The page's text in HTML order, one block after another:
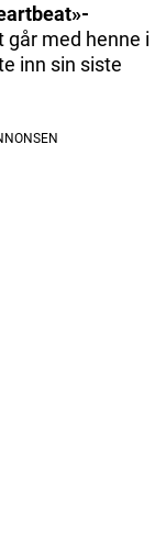
går med henne i
inn sin siste